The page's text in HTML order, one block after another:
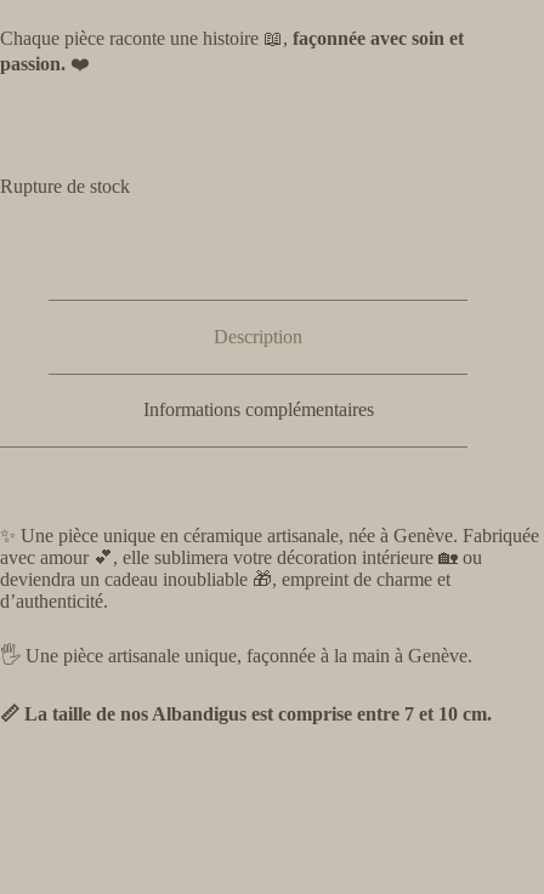
Chaque pièce raconte une histoire 📖, façonnée avec soin et
passion. ❤️
Rupture de stock
Description
Informations complémentaires
✨ Une pièce unique en céramique artisanale, née à Genève. Fabriquée
avec amour 💕, elle sublimera votre décoration intérieure 🏡 ou
deviendra un cadeau inoubliable 🎁, empreint de charme et
d’authenticité.
🖐️ Une pièce artisanale unique, façonnée à la main à Genève.
📏 La taille de nos Albandigus est comprise entre 7 et 10 cm.